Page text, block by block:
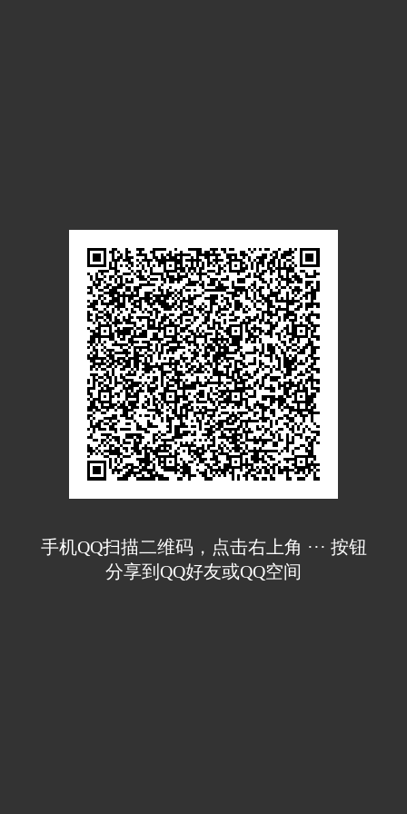
手机QQ扫描二维码，点击右上角 ··· 按钮
分享到QQ好友或QQ空间